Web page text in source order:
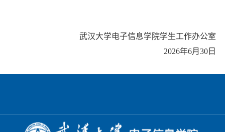
武汉大学电子信息学院学生工作办公室
2026年6月30日